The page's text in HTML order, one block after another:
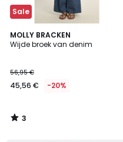
Sale
MOLLY BRACKEN
Wijde broek van denim
56,95 €
45,56 € -20%
3
/
3
/